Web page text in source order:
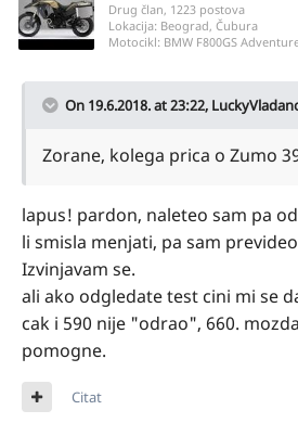
Drug član, 1223 postova
Lokacija: Beograd, Čubura
Motocikl: BMW F800GS
On 19.6.2018. at 23:22,
Zorane, kolega prica o Zumo
lapus! pardon, naleteo sam pa
li smisla menjati, pa sam
Izvinjavam se.
ali ako odgledate test cini mi se
cak i 590 nije "odrao", 660.
pomogne.
Citat